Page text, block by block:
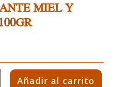
MIEL Y
Añadir al carrito